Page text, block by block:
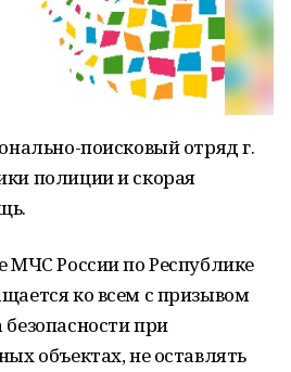
поисковый отряд г.
полиции и скорая
МЧС России по Республике
ко всем с призывом
при
объектах, не оставлять